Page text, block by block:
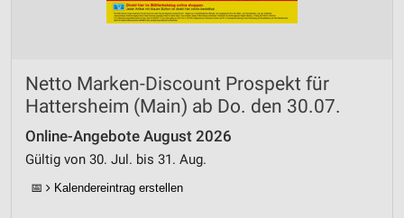
Netto Marken-Discount Prospekt für
Hattersheim (Main) ab Do. den 30.07.
Online-Angebote August 2026
Gültig von 30. Jul. bis 31. Aug.
📅 Kalendereintrag erstellen
Messung der Performance von Inhalten
Quellen
Entwicklung und Verbesserung der Angebote
Verwendung reduzierter Daten zur Auswahl von
Inhalten